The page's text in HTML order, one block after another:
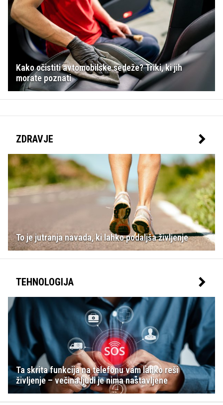
Kako očistiti avtomobilske sedeže? Triki, ki jih
morate poznati
ZDRAVJE
To je jutranja navada, ki lahko podaljša življenje
TEHNOLOGIJA
Ta skrita funkcija na telefonu vam lahko reši
življenje – večina ljudi je nima nastavljene